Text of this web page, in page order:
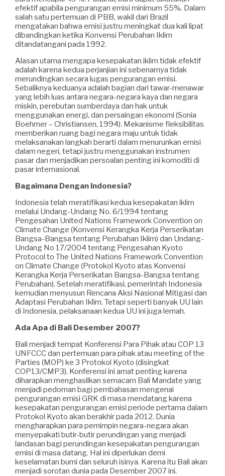
efektif apabila pengurangan emisi minimum 55%. Dalam
salah satu pertemuan di PBB, wakil dari Brazil
mengatakan bahwa emisi justru meningkat dua kali lipat
dibandingkan ketika Konvensi Perubahan Iklim
ditandatangani pada 1992.
Alasan utama mengapa kesepakatan iklim tidak efektif
adalah karena kedua perjanjian ini sebenarnya tidak
merundingkan secara lugas pengurangan emisi.
Sebaliknya keduanya adalah bagian dari tawar-menawar
yang lebih luas antara negara-negara kaya dan negara
miskin, perebutan sumberdaya dan hak untuk
menggunakan energi, dan persaingan ekonomi (Sonia
Boehmer – Christiansen, 1994). Mekanisme fleksibilitas
memberikan ruang bagi negara maju untuk tidak
melaksanakan langkah berarti dalam menurunkan emisi
dalam negeri, tetapi justru menggunakan instrumen
pasar dan menjadikan persoalan penting ini komoditi di
pasar internasional.
Bagaimana Dengan Indonesia?
Indonesia telah meratifikasi kedua kesepakatan iklim
melalui Undang-Undang No. 6/1994 tentang
Pengesahan United Nations Framework Convention on
Climate Change (Konvensi Kerangka Kerja Perserikatan
Bangsa-Bangsa tentang Perubahan Iklim) dan Undang-
Undang No 17/2004 tentang Pengesahan Kyoto
Protocol to The United Nations Framework Convention
on Climate Change (Protokol Kyoto atas Konvensi
Kerangka Kerja Perserikatan Bangsa-Bangsa tentang
Perubahan). Setelah meratifikasi, pemerintah Indonesia
kemudian menyusun Rencana Aksi Nasional Mitigasi dan
Adaptasi Perubahan Iklim. Tetapi seperti banyak UU lain
di Indonesia, pelaksanaan kedua UU ini juga lemah.
Ada Apa di Bali Desember 2007?
Bali menjadi tempat Konferensi Para Pihak atau COP 13
UNFCCC dan pertemuan para pihak atau meeting of the
Parties (MOP) ke 3 Protokol Kyoto (disingkat
COP13/CMP3). Konferensi ini amat penting karena
diharapkan menghasilkan semacam Bali Mandate yang
menjadi pedoman bagi pembahasan mengenai
pengurangan emisi GRK di masa mendatang karena
kesepakatan pengurangan emisi periode pertama dalam
Protokol Kyoto akan berakhir pada 2012. Dunia
mengharapkan para pemimpin negara-negara akan
menyepakati butir-butir perundingan yang menjadi
landasan bagi perundingan kesepakatan pengurangan
emisi di masa datang. Hal ini diperlukan demi
keselamatan bumi dan seluruh isinya. Karena itu Bali akan
menjadi sorotan dunia pada Desember 2007 ini.